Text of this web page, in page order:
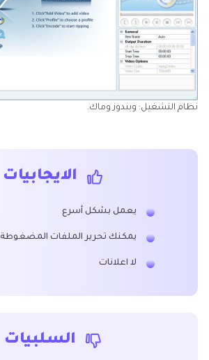
نظام التشغيل: ويندوز وماك.
الايجابيات
يعمل بشكل أسرع
يمكنك تحرير الملفات المضغوطة
لا اعلانات
السلبيات